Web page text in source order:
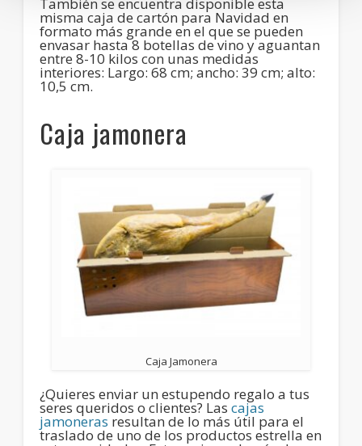
misma caja de cartón para Navidad en
formato más grande en el que se pueden
envasar hasta 8 botellas de vino y aguantan
entre 8-10 kilos con unas medidas
interiores: Largo: 68 cm; ancho: 39 cm; alto:
10,5 cm.
Caja jamonera
Caja Jamonera
¿Quieres enviar un estupendo regalo a tus
seres queridos o clientes? Las cajas
jamoneras resultan de lo más útil para el
traslado de uno de los productos estrella en